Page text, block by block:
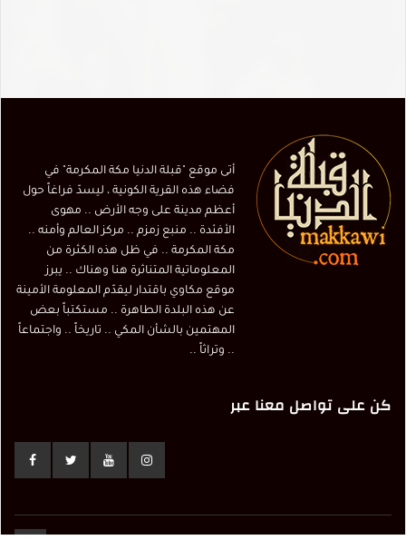
أتى موقع "قبلة الدنيا مكة المكرمة" في
فضاء هذه القرية الكونية ، ليسدّ فراغاً حول
أعظم مدينة على وجه الأرض .. مهوى
الأفئدة .. منبع زمزم .. مركز العالم وأمنه ..
مكة المكرمة .. في ظل هذه الكثرة من
المعلوماتية المتناثرة هنا وهناك .. يبرز
موقع مكاوي باقتدار ليقدّم المعلومة الأمينة
عن هذه البلدة الطاهرة .. مستكتباً بعض
المهتمين بالشأن المكي .. تاريخاً .. واجتماعاً
.. وتراثاً ..
كن على تواصل معنا عبر